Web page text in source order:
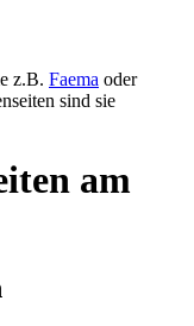
z.B. Faema oder
sind sie
am